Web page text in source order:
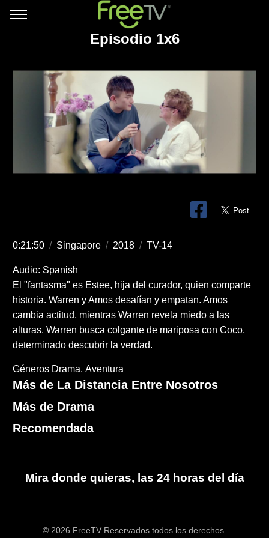
Episodio 1x6
0:21:50 / Singapore / 2018 / TV-14
Audio: Spanish
El "fantasma" es Estee, hija del curador, quien comparte
historia. Warren y Amos desafían y empatan. Amos
cambia actitud, mientras Warren revela miedo a las
alturas. Warren busca colgante de mariposa con Coco,
determinado descubrir la verdad.
Géneros Drama Aventura
Más de La Distancia Entre Nosotros
Más de Drama
Recomendada
Mira donde quieras, las 24 horas del día
© 2026 FreeTV Reservados todos los derechos.